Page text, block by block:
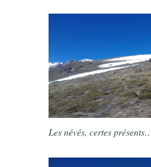
Les névés, certes présents…